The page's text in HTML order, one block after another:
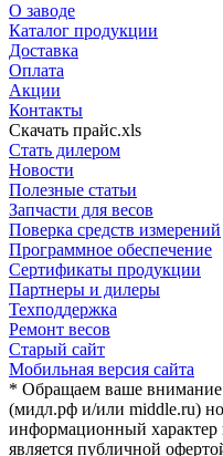
О заводе
Каталог продукции
Доставка
Оплата
Акции
Контакты
Скачать прайс.xls
Стать дилером
Новости
Полезные статьи
Запчасти для весов
Поверка средств измерений
Программное обеспечение
Сертификаты продукции
Партнеры и дилеры
Техподдержка
Ремонт весов
Старый сайт
Мобильная версия сайта
* Обращаем ваше внимание
(мидл.рф и/или middle.ru)
информационный характер
является публичной